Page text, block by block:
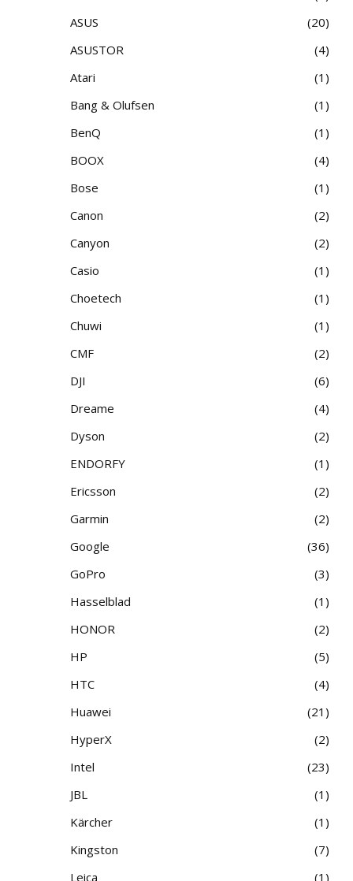
ASUS
20
ASUSTOR
4
Atari
1
Bang & Olufsen
1
BenQ
1
BOOX
4
Bose
1
Canon
2
Canyon
2
Casio
1
Choetech
1
Chuwi
1
CMF
2
DJI
6
Dreame
4
Dyson
2
ENDORFY
1
Ericsson
2
Garmin
2
Google
36
GoPro
3
Hasselblad
1
HONOR
2
HP
5
HTC
4
Huawei
21
HyperX
2
Intel
23
JBL
1
Kärcher
1
Kingston
7
Leica
1